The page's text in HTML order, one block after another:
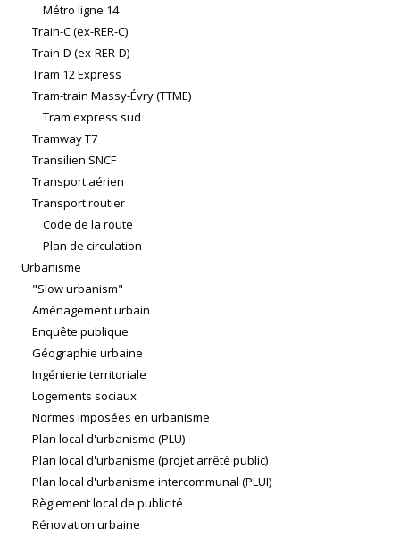
Métro ligne 14
Train-C (ex-RER-C)
Train-D (ex-RER-D)
Tram 12 Express
Tram-train Massy-Évry (TTME)
Tram express sud
Tramway T7
Transilien SNCF
Transport aérien
Transport routier
Code de la route
Plan de circulation
Urbanisme
"Slow urbanism"
Aménagement urbain
Enquête publique
Géographie urbaine
Ingénierie territoriale
Logements sociaux
Normes imposées en urbanisme
Plan local d'urbanisme (PLU)
Plan local d'urbanisme (projet arrêté public)
Plan local d'urbanisme intercommunal (PLUI)
Règlement local de publicité
Rénovation urbaine